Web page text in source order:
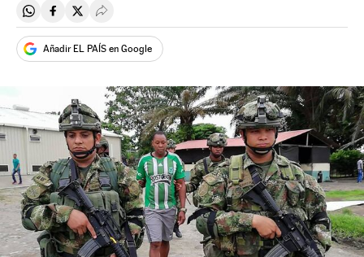
Compartir en Whatsapp
Compartir en Facebook
Compartir en Twitter
Desplegar Redes Sociales
Añadir EL PAÍS en Google